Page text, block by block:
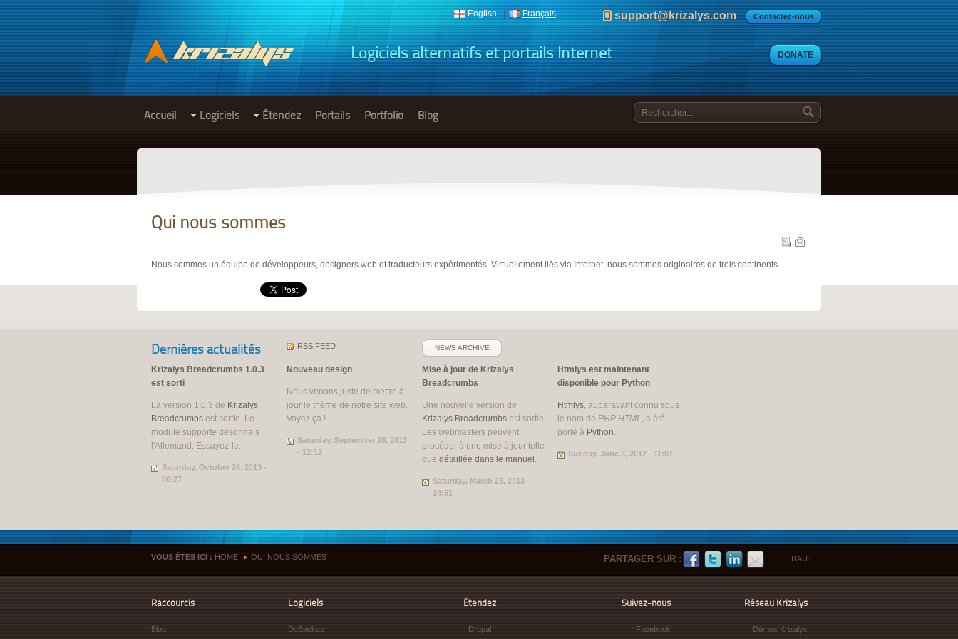
English Français support@krizalys.com Contactez-nous
Logiciels alternatifs et portails Internet DONATE
Accueil Logiciels Étendez Portails Portfolio Blog
Qui nous sommes
Nous sommes un équipe de développeurs, designers web et traducteurs expérimentés. Virtuellement liés via Internet, nous sommes originaires de trois continents.
Dernières actualités
Krizalys Breadcrumbs 1.0.3
est sorti
La version 1.0.3 de Krizalys
Breadcrumbs est sortie. Le
module supporte désormais
l'Allemand. Essayez-le.
Saturday, October 26, 2013 -
06:27
Nouveau design
Nous venons juste de mettre à
jour le thème de notre site web.
Voyez ça !
Saturday, September 28, 2013
- 12:12
Mise à jour de Krizalys
Breadcrumbs
Une nouvelle version de
Krizalys Breadcrumbs est sortie.
Les webmasters peuvent
procéder à une mise à jour telle
que détaillée dans le manuel .
Saturday, March 23, 2013 -
14:51
Htmlys est maintenant
disponible pour Python
Htmlys, auparavant connu sous
le nom de PHP HTML, a été
porté à Python.
Sunday, June 3, 2012 - 11:07
RSS FEED NEWS ARCHIVE
VOUS ÊTES ICI : HOME » QUI NOUS SOMMES HAUT
PARTAGER SUR :
Raccourcis
Blog
Logiciels
DoBackup
Étendez
Drupal
Réseau Krizalys
Démos Krizalys
Suivez-nous
Facebook